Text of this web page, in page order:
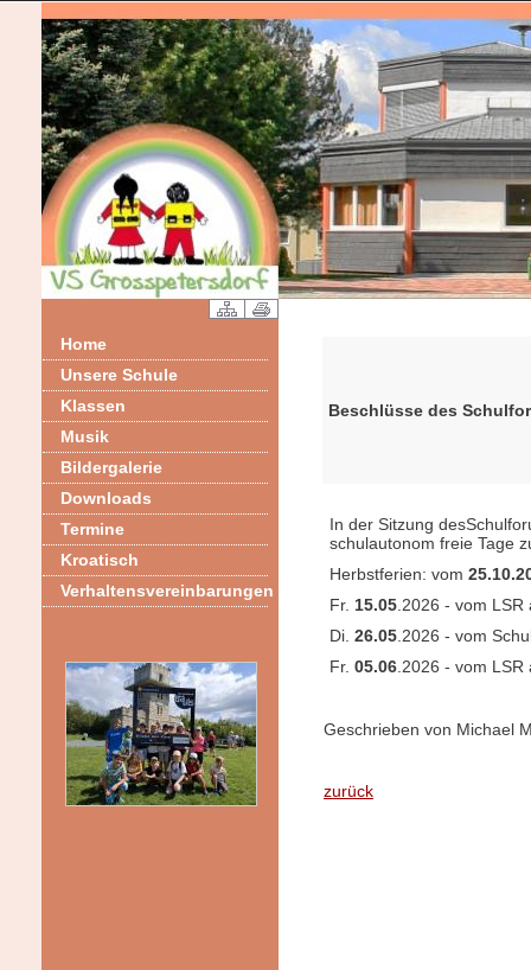
Home
Unsere Schule
Klassen
Musik
Bildergalerie
Downloads
Termine
Kroatisch
Verhaltensvereinbarungen
Beschlüsse des
In der Sitzung
schulautonom freie Tage
Herbstferien: vom
Fr. 15.05 .2026 - vom
Di. 26.05 .2026 - vom
Fr. 05.06 .2026 - vom
Geschrieben von Michael
zurück